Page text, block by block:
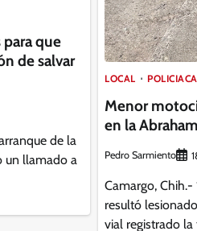
que
de salvar
de la
un llamado a
LOCAL POLICIACA
Menor
en la
Pedro Sarmiento
Camargo,
resultó
vial registrado